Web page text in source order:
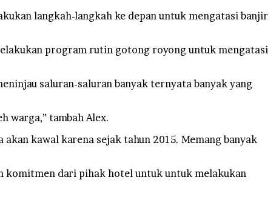
langkah-langkah ke depan untuk mengatasi banjir
program rutin gotong royong untuk mengatasi
saluran-saluran banyak ternyata banyak yang
warga,” tambah Alex.
kawal karena sejak tahun 2015. Memang banyak
komitmen dari pihak hotel untuk untuk melakukan